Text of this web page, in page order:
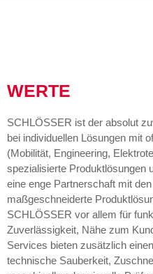
WERTE
SCHLÖSSER ist der absolut
bei individuellen Lösungen mit
(Mobilität, Engineering,
spezialisierte Produktlösungen
eine enge Partnerschaft mit
maßgeschneiderte Produktlösungen
SCHLÖSSER vor allem für
Zuverlässigkeit, Nähe zum
Services bieten zusätzlich
technische Sauberkeit,